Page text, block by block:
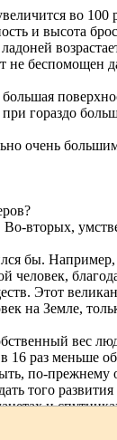
во 100
и высота
не беспомощен
гораздо
очень
вторых,
бы.
человек,
Этот
на Земле,
вес
раз меньше
по-прежнему
того развития
и